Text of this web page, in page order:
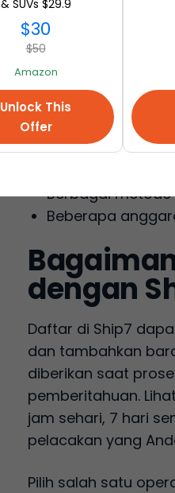
Tidak Ada Biaya
Pemrosesan
FOTO GRATIS
PENYIMPANAN
Konsolidasi
Pengepakan
Berbagai
Beberapa
dengan
Daftar di Ship7
dan tambahkan
diberikan saat
pemberitahuan.
jam sehari, 7 hari
pelacakan yang
Pilih salah satu
& SUVs $29.9
$30
$50
Amazon
Unlock This
Offer